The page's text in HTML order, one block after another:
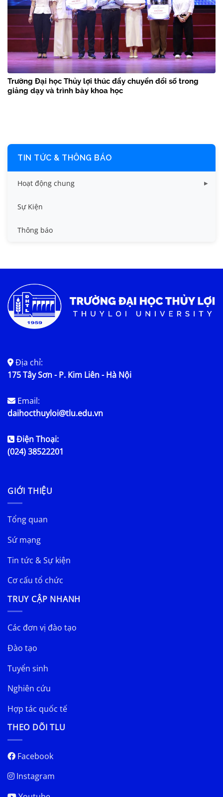
Trường Đại học Thủy lợi thúc đẩy chuyển đổi số trong
giảng dạy và trình bày khoa học
TIN TỨC & THÔNG BÁO
Hoạt động chung
Tin công tác sinh viên
Tin đào tạo
Tin tức chung
Sự Kiện
Thông báo
Địa chỉ:
175 Tây Sơn - P. Kim Liên - Hà Nội
Email:
daihocthuyloi@tlu.edu.vn
Điện Thoại:
(024) 38522201
GIỚI THIỆU
Tổng quan
Sứ mạng
Tin tức & Sự kiện
Cơ cấu tổ chức
TRUY CẬP NHANH
Các đơn vị đào tạo
Đào tạo
Tuyển sinh
Nghiên cứu
Hợp tác quốc tế
THEO DÕI TLU
Facebook
Instagram